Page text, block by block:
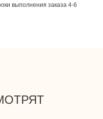
выполнения заказа 4-6